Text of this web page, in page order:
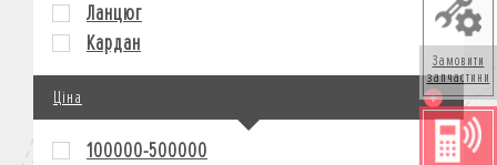
Замовити
запчастини
Ланцюг
Кардан
Ціна
100000-500000